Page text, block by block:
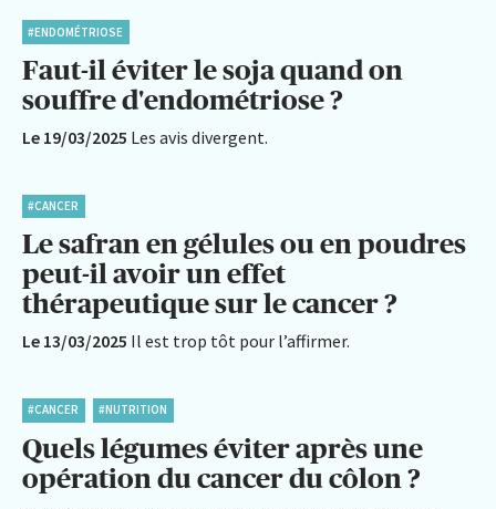
#ENDOMÉTRIOSE
Faut-il éviter le soja quand on
souffre d'endométriose ?
Le 19/03/2025 Les avis divergent.
#CANCER
Le safran en gélules ou en poudres
peut-il avoir un effet
thérapeutique sur le cancer ?
Le 13/03/2025 Il est trop tôt pour l’affirmer.
#CANCER #NUTRITION
Quels légumes éviter après une
opération du cancer du côlon ?